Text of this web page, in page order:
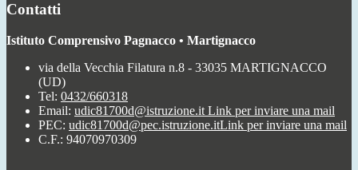
Contatti
Istituto Comprensivo Pagnacco • Martignacco
via della Vecchia Filatura n.8 - 33035 MARTIGNACCO
(UD)
Tel: 0432/660318
Email: udic81700d@istruzione.it Link per inviare una mail
PEC: udic81700d@pec.istruzione.itLink per inviare una mail
C.F.: 94070970309